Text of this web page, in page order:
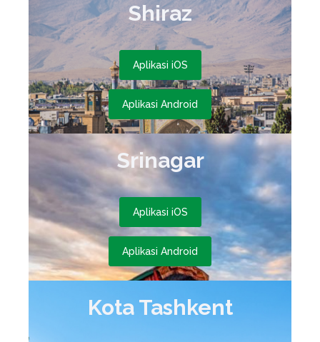
Shiraz
Aplikasi iOS
Aplikasi Android
Srinagar
Aplikasi iOS
Aplikasi Android
Kota Tashkent